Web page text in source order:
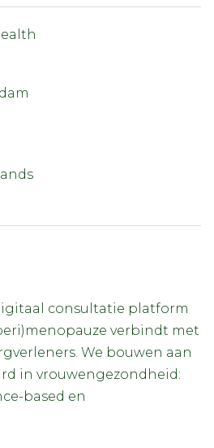
consultatie platform
verbindt met
We bouwen aan
in vrouwengezondheid:
based en